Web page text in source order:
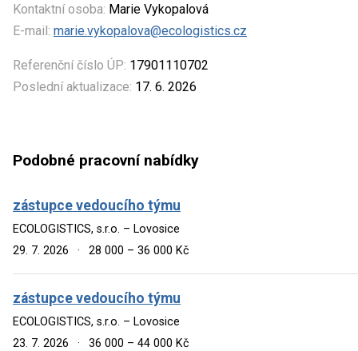
Kontaktní osoba: Marie Vykopalová
E-mail: marie.vykopalova@ecologistics.cz
Referenční číslo ÚP: 17901110702
Poslední aktualizace: 17. 6. 2026
Podobné pracovní nabídky
zástupce vedoucího týmu
ECOLOGISTICS, s.r.o. – Lovosice
29. 7. 2026
· 28 000 – 36 000 Kč
zástupce vedoucího týmu
ECOLOGISTICS, s.r.o. – Lovosice
23. 7. 2026
· 36 000 – 44 000 Kč